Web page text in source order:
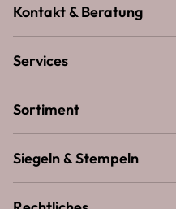
Kontakt & Beratung
Services
Sortiment
Siegeln & Stempeln